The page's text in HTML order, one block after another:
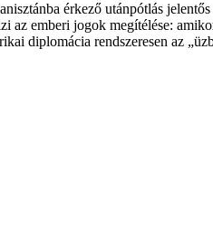
érkező utánpótlás
emberi jogok megítélése:
diplomácia rendszeresen az